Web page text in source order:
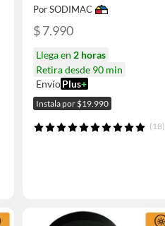
Por SODIMAC
$ 7.990
Llega en 2 horas
Retira desde 90 min
EnvíoPlus+
Instala por $19.990
(18)